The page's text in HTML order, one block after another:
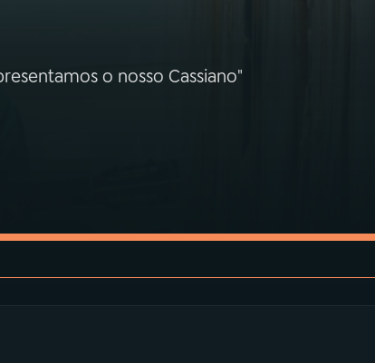
o nosso Cassiano"